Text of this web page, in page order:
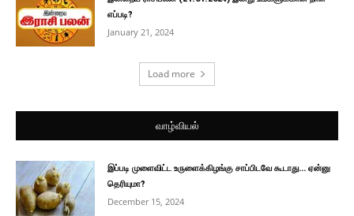
எப்படி?
January 21, 2024
Load more
வாழ்வியல்
இப்படி முளைவிட்ட உருளைக்கிழங்கு சாப்பிடவே கூடாது… ஏன்னு
தெரியுமா?
December 15, 2024